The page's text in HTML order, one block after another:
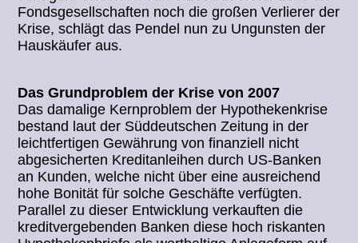
Fondsgesellschaften noch die großen Verlierer der
Krise, schlägt das Pendel nun zu Ungunsten der
Hauskäufer aus.
Das Grundproblem der Krise von 2007
Das damalige Kernproblem der Hypothekenkrise
bestand laut der Süddeutschen Zeitung in der
leichtfertigen Gewährung von finanziell nicht
abgesicherten Kreditanleihen durch US-Banken
an Kunden, welche nicht über eine ausreichend
hohe Bonität für solche Geschäfte verfügten.
Parallel zu dieser Entwicklung verkauften die
kreditvergebenden Banken diese hoch riskanten